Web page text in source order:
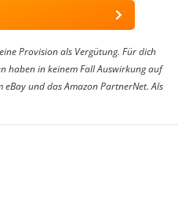
Provision als Vergütung. Für dich
haben in keinem Fall Auswirkung auf
und das Amazon PartnerNet. Als